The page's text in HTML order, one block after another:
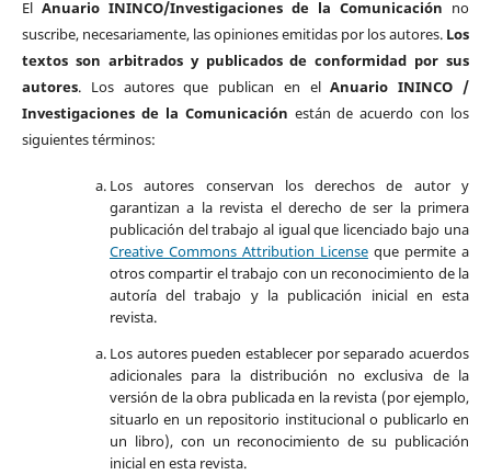
El Anuario ININCO/Investigaciones de la Comunicación no
suscribe, necesariamente, las opiniones emitidas por los autores. Los
textos son arbitrados y publicados de conformidad por sus
autores. Los autores que publican en elAnuario ININCO /
Investigaciones de la Comunicación están de acuerdo con los
siguientes términos:
Los autores conservan los derechos de autor y
garantizan a la revista el derecho de ser la primera
publicación del trabajo al igual que licenciado bajo una
Creative Commons Attribution License que permite a
otros compartir el trabajo con un reconocimiento de la
autoría del trabajo y la publicación inicial en esta
revista.
Los autores pueden establecer por separado acuerdos
adicionales para la distribución no exclusiva de la
versión de la obra publicada en la revista (por ejemplo,
situarlo en un repositorio institucional o publicarlo en
un libro), con un reconocimiento de su publicación
inicial en esta revista.